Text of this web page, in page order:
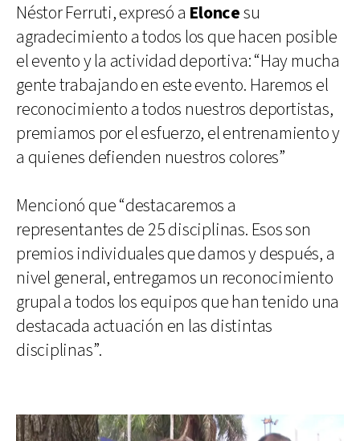
Néstor Ferruti, expresó a Eloncesu
agradecimiento a todos los que hacen posible
el evento y la actividad deportiva: “Hay mucha
gente trabajando en este evento. Haremos el
reconocimiento a todos nuestros deportistas,
premiamos por el esfuerzo, el entrenamiento y
a quienes defienden nuestros colores”
Mencionó que “destacaremos a
representantes de 25 disciplinas. Esos son
premios individuales que damos y después, a
nivel general, entregamos un reconocimiento
grupal a todos los equipos que han tenido una
destacada actuación en las distintas
disciplinas”.